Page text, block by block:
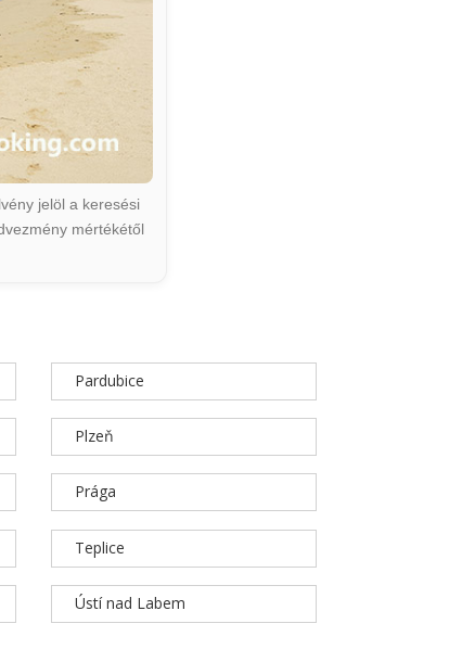
jelöl a keresési
mértékétől
Pardubice
Plzeň
Prága
Teplice
Ústí nad Labem